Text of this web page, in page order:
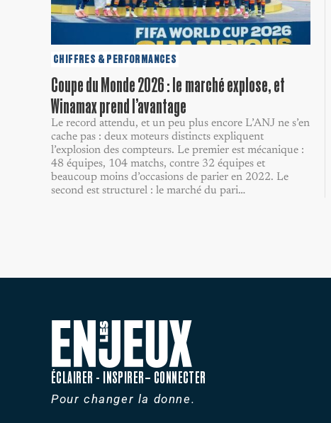
CHIFFRES & PERFORMANCES
Coupe du Monde 2026 : le marché explose, et
Winamax prend l’avantage
Le record attendu, et un peu plus encore L’ANJ ne s’en
cache pas : deux moteurs distincts expliquent
l’explosion des compteurs. Le premier est mécanique :
48 équipes, 104 matchs, contre 32 équipes et
beaucoup moins d’occasions de parier en 2022. Le
second est structurel : le marché du pari…
ÉCLAIRER - INSPIRER– CONNECTER
Pour changer la donne.